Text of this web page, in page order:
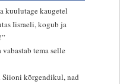
kuulutage kaugetel
Iisraeli, kogub ja
tema selle
Siioni kõrgendikul, nad